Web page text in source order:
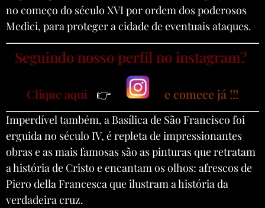
no começo do século XVI por ordem dos poderosos
Medici, para proteger a cidade de eventuais ataques.
Seguindo nosso perfil no instagram?
Clique aqui 👉 e comece já !!!
Imperdível também, a Basílica de São Francisco foi
erguida no século IV, é repleta de impressionantes
obras e as mais famosas são as pinturas que retratam
a história de Cristo e encantam os olhos: afrescos de
Piero della Francesca que ilustram a história da
verdadeira cruz.